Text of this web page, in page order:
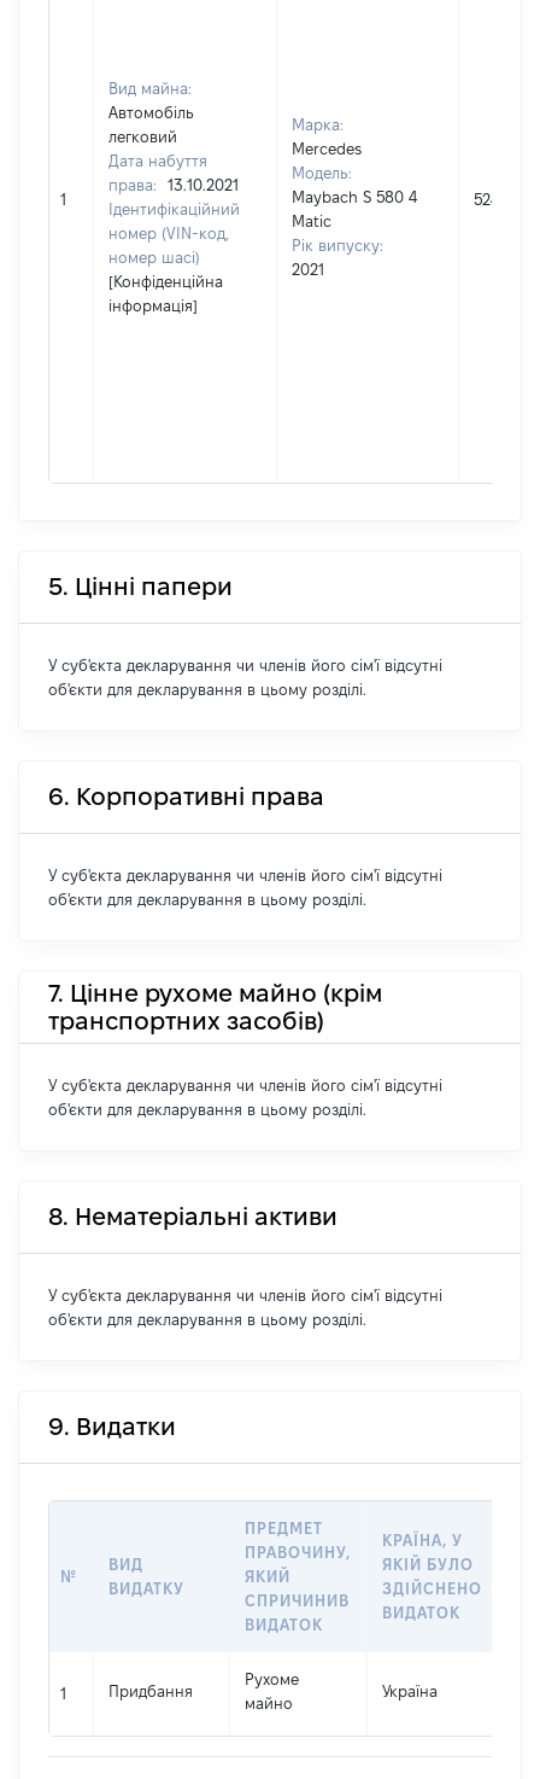
1
Вид майна:
Автомобіль
легковий
Дата набуття
права:
13.10.2021
Ідентифікаційний
номер (VIN-код,
номер шасі)
[Конфіденційна
інформація]
Марка:
Mercedes
Модель:
Maybach S 580 4
Matic
Рік випуску:
2021
5243463
5. Цінні папери
У суб'єкта декларування чи членів його сім'ї відсутні
об'єкти для декларування в цьому розділі.
6. Корпоративні права
У суб'єкта декларування чи членів його сім'ї відсутні
об'єкти для декларування в цьому розділі.
7. Цінне рухоме майно (крім
транспортних засобів)
У суб'єкта декларування чи членів його сім'ї відсутні
об'єкти для декларування в цьому розділі.
8. Нематеріальні активи
У суб'єкта декларування чи членів його сім'ї відсутні
об'єкти для декларування в цьому розділі.
9. Видатки
№
ВИД
ВИДАТКУ
ПРЕДМЕТ
ПРАВОЧИНУ,
ЯКИЙ
СПРИЧИНИВ
ВИДАТОК
КРАЇНА, У
ЯКІЙ БУЛО
ЗДІЙСНЕНО
ВИДАТОК
1 Придбання
Рухоме
майно
Україна